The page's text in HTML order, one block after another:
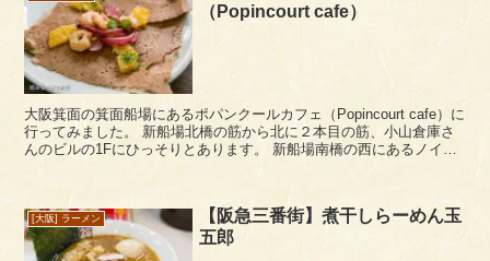
（Popincourt cafe）
大阪箕面の箕面船場にあるポパンクールカフェ（Popincourt cafe）に
行ってみました。 新船場北橋の筋から北に２本目の筋、小山倉庫さ
んのビルの1Fにひっそりとあります。 新船場南橋の西にあるノイカ
フェの系列店のようですね。江坂にあ...
[大阪] ラーメン
【阪急三番街】煮干しらーめん玉
五郎